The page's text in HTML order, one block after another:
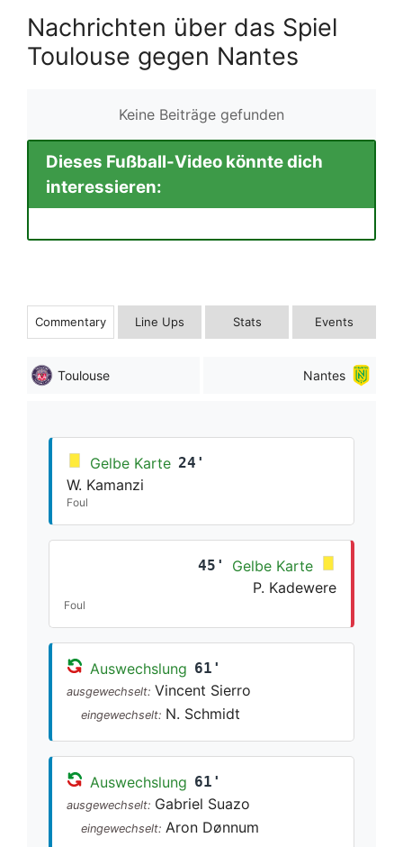
Nachrichten über das Spiel
Toulouse gegen Nantes
Keine Beiträge gefunden
Dieses Fußball-Video könnte dich
interessieren:
Commentary Line Ups Stats Events
Toulouse Nantes
Gelbe Karte 24'
W. Kamanzi
Foul
45'
Gelbe Karte
P. Kadewere
Foul
Auswechslung 61'
ausgewechselt: Vincent Sierro
eingewechselt: N. Schmidt
Auswechslung 61'
ausgewechselt: Gabriel Suazo
eingewechselt: Aron Dønnum